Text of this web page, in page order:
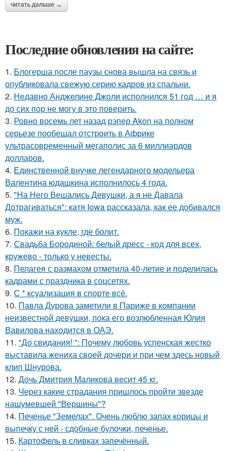
читать дальше →
Последние обновления на сайте:
1. Блогерша после паузы снова вышла на связь и
опубликовала свежую серию кадров из спальни.
2. Недавно Анджелине Джоли исполнился 51 год … и я
до сих пор не могу в это поверить.
3. Ровно восемь лет назад рэпер Akon на полном
серьезе пообещал отстроить в Африке
ультрасовременный мегаполис за 6 миллиардов
долларов.
4. Единственной внучке легендарного модельера
Валентина юдашкина исполнилось 4 года.
5. "На Него Вешались Девушки, а я не Давала
Дотрагиваться": катя Iowa рассказала, как ее добивался
муж.
6. Покажи на кукле, где болит.
7. Свадьба Бородиной: белый дресс - код для всех,
кружево - только у невесты.
8. Пелагея с размахом отметила 40-летие и поделилась
кадрами с праздника в соцсетях.
9. С * ксуализация в спорте всё.
10. Павла Дурова заметили в Париже в компании
неизвестной девушки, пока его возлюбленная Юлия
Вавилова находится в ОАЭ.
11. "До свидания! ": Почему любовь успенская жестко
выставила жениха своей дочери и при чем здесь новый
клип Шнурова.
12. Дочь Дмитрия Маликова весит 45 кг.
13. Через какие страдания пришлось пройти звезде
нашумевшей "Вершины"?
14. Печенье "Земелах". Очень люблю запах корицы и
выпечку с ней - сдобные булочки, печенье.
15. Картофель в сливках запечённый.